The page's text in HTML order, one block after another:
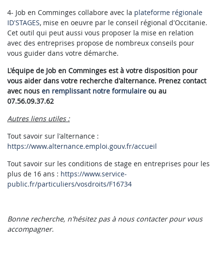
4- Job en Comminges collabore avec la plateforme régionale
ID'STAGES, mise en oeuvre par le conseil régional d'Occitanie.
Cet outil qui peut aussi vous proposer la mise en relation
avec des entreprises propose de nombreux conseils pour
vous guider dans votre démarche.
L'équipe de Job en Comminges est à votre disposition pour
vous aider dans votre recherche d'alternance. Prenez contact
avec nous en remplissant notre formulaire ou au
07.56.09.37.62
Autres liens utiles :
Tout savoir sur l'alternance :
https://www.alternance.emploi.gouv.fr/accueil
Tout savoir sur les conditions de stage en entreprises pour les
plus de 16 ans : https://www.service-
public.fr/particuliers/vosdroits/F16734
Bonne recherche, n'hésitez pas à nous contacter pour vous
accompagner.